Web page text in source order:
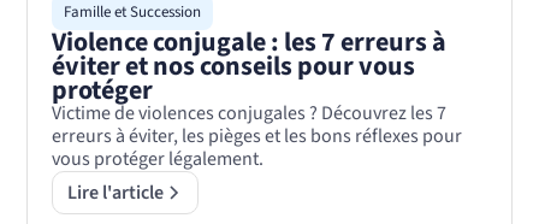
Famille et Succession
Violence conjugale : les 7 erreurs à
éviter et nos conseils pour vous
protéger
Victime de violences conjugales ? Découvrez les 7
erreurs à éviter, les pièges et les bons réflexes pour
vous protéger légalement.
Lire l'article